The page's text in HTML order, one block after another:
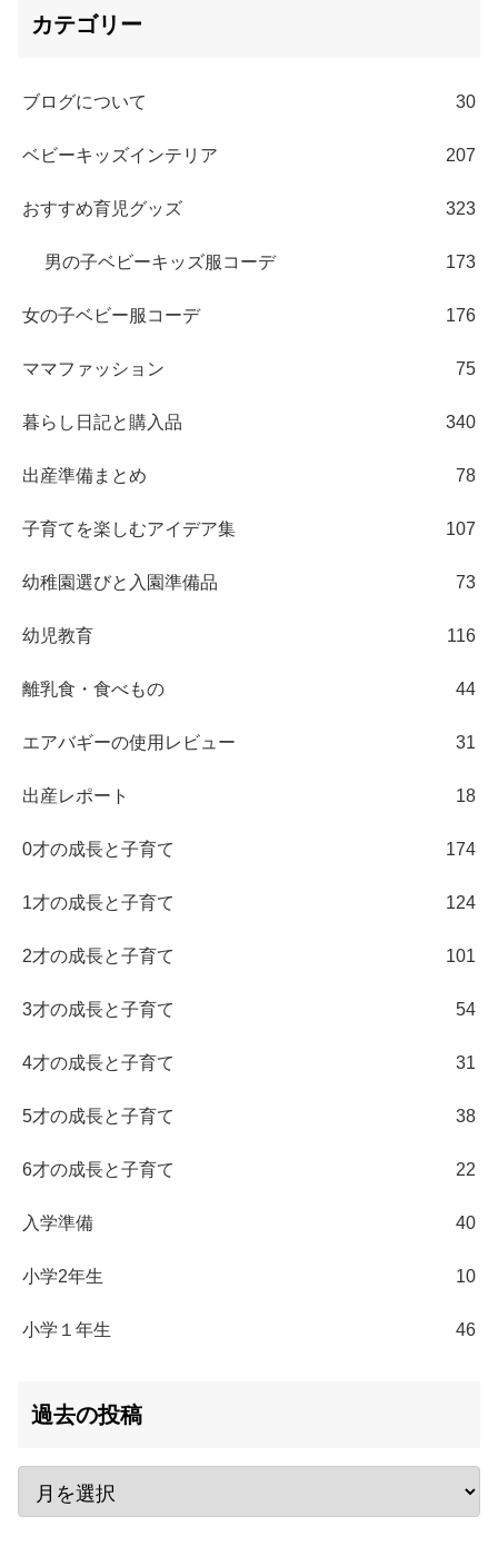
カテゴリー
ブログについて 30
ベビーキッズインテリア 207
おすすめ育児グッズ 323
男の子ベビーキッズ服コーデ 173
女の子ベビー服コーデ 176
ママファッション 75
暮らし日記と購入品 340
出産準備まとめ 78
子育てを楽しむアイデア集 107
幼稚園選びと入園準備品 73
幼児教育 116
離乳食・食べもの 44
エアバギーの使用レビュー 31
出産レポート 18
0才の成長と子育て 174
1才の成長と子育て 124
2才の成長と子育て 101
3才の成長と子育て 54
4才の成長と子育て 31
5才の成長と子育て 38
6才の成長と子育て 22
入学準備 40
小学2年生 10
小学１年生 46
過去の投稿